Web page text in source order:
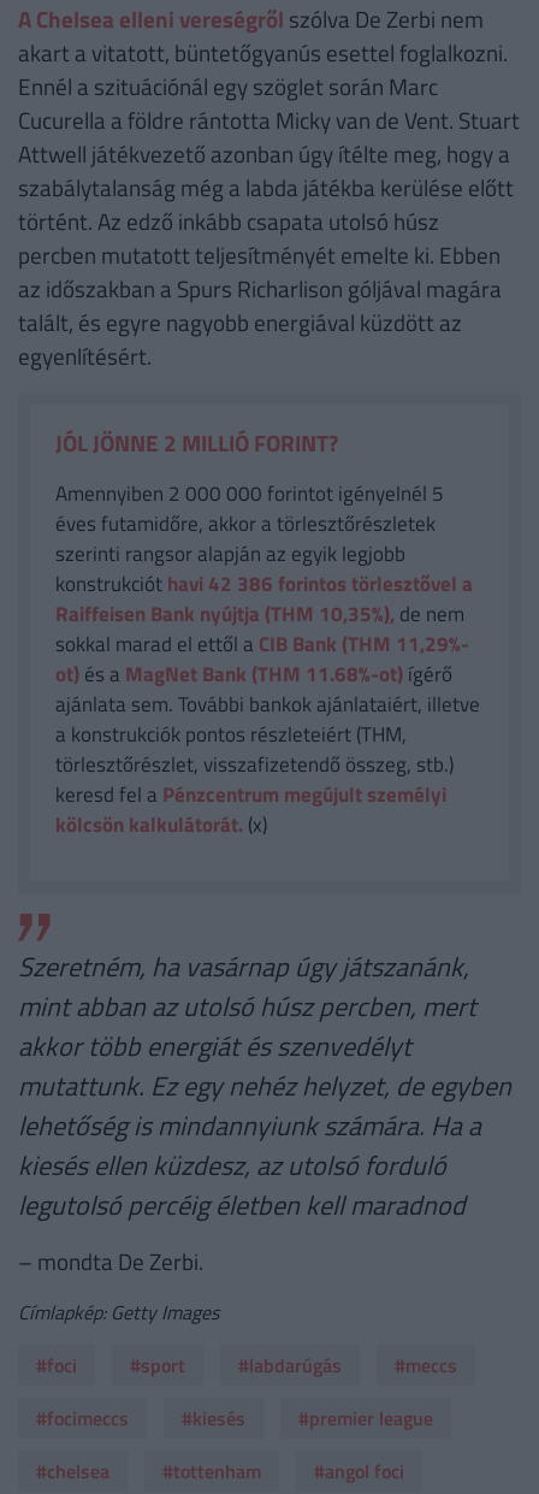
A Chelsea elleni vereségről szólva De Zerbi nem
akart a vitatott, büntetőgyanús esettel foglalkozni.
Ennél a szituációnál egy szöglet során Marc
Cucurella a földre rántotta Micky van de Vent. Stuart
Attwell játékvezető azonban úgy ítélte meg, hogy a
szabálytalanság még a labda játékba kerülése előtt
történt. Az edző inkább csapata utolsó húsz
percben mutatott teljesítményét emelte ki. Ebben
az időszakban a Spurs Richarlison góljával magára
talált, és egyre nagyobb energiával küzdött az
egyenlítésért.
JÓL JÖNNE 2 MILLIÓ FORINT?
Amennyiben 2 000 000 forintot igényelnél 5
éves futamidőre, akkor a törlesztőrészletek
szerinti rangsor alapján az egyik legjobb
konstrukcióthavi 42 386 forintos törlesztővel a
Raiffeisen Bank nyújtja (THM 10,35%), de nem
sokkal marad el ettől a CIB Bank (THM 11,29%-
ot)és a MagNet Bank (THM 11.68%-ot)ígérő
ajánlata sem. További bankok ajánlataiért, illetve
a konstrukciók pontos részleteiért (THM,
törlesztőrészlet, visszafizetendő összeg, stb.)
keresd fel a Pénzcentrum megújult személyi
kölcsön kalkulátorát. (x)
Szeretném, ha vasárnap úgy játszanánk,
mint abban az utolsó húsz percben, mert
akkor több energiát és szenvedélyt
mutattunk. Ez egy nehéz helyzet, de egyben
lehetőség is mindannyiunk számára. Ha a
kiesés ellen küzdesz, az utolsó forduló
legutolsó percéig életben kell maradnod
– mondta De Zerbi.
Címlapkép: Getty Images
#foci
#sport #labdarúgás
#meccs
#focimeccs
#kiesés
#premier league
#chelsea
#tottenham #angol foci